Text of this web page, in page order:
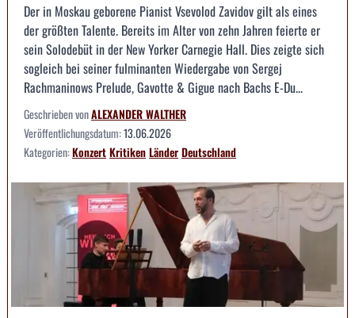
Der in Moskau geborene Pianist Vsevolod Zavidov gilt als eines
der größten Talente. Bereits im Alter von zehn Jahren feierte er
sein Solodebüt in der New Yorker Carnegie Hall. Dies zeigte sich
sogleich bei seiner fulminanten Wiedergabe von Sergej
Rachmaninows Prelude, Gavotte & Gigue nach Bachs E-Du...
Geschrieben vonALEXANDER WALTHER
Veröffentlichungsdatum:13.06.2026
Kategorien:KonzertKritikenLänderDeutschland